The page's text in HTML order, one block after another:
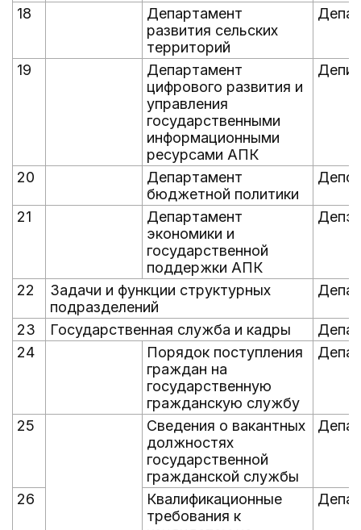
18
Департамент
развития сельских
территорий
19
Департамент
цифрового развития и
управления
государственными
информационными
ресурсами АПК
20
Департамент
бюджетной политики
21
Департамент
экономики и
государственной
поддержки АПК
22
Задачи и функции структурных
подразделений
23 Государственная служба и кадры
24
Порядок поступления
граждан на
государственную
гражданскую службу
25
Сведения о вакантных
должностях
государственной
гражданской службы
26
Квалификационные
требования к